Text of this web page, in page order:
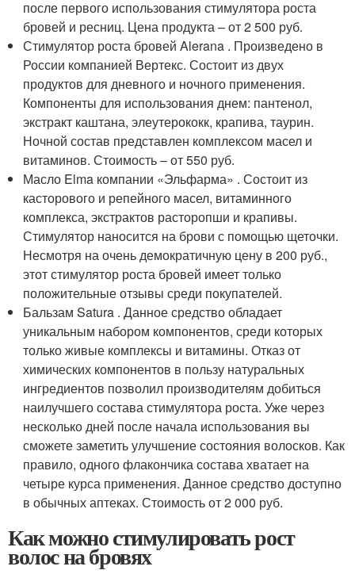
после первого использования стимулятора роста
бровей и ресниц. Цена продукта – от 2 500 руб.
Стимулятор роста бровей Alerana . Произведено в
России компанией Вертекс. Состоит из двух
продуктов для дневного и ночного применения.
Компоненты для использования днем: пантенол,
экстракт каштана, элеутерококк, крапива, таурин.
Ночной состав представлен комплексом масел и
витаминов. Стоимость – от 550 руб.
Масло Elma компании «Эльфарма» . Состоит из
касторового и репейного масел, витаминного
комплекса, экстрактов расторопши и крапивы.
Стимулятор наносится на брови с помощью щеточки.
Несмотря на очень демократичную цену в 200 руб.,
этот стимулятор роста бровей имеет только
положительные отзывы среди покупателей.
Бальзам Satura . Данное средство обладает
уникальным набором компонентов, среди которых
только живые комплексы и витамины. Отказ от
химических компонентов в пользу натуральных
ингредиентов позволил производителям добиться
наилучшего состава стимулятора роста. Уже через
несколько дней после начала использования вы
сможете заметить улучшение состояния волосков. Как
правило, одного флакончика состава хватает на
четыре курса применения. Данное средство доступно
в обычных аптеках. Стоимость от 2 000 руб.
Как можно стимулировать рост
волос на бровях